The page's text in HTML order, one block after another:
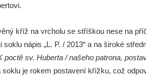
a Dělnická
Újezdě
Latrán a K
kříž na vrcholu se stříškou nese na
nápis „L. P. / 2013“ a na široké
poctě sv. Huberta / našeho patrona,
soklu je rokem postavení křížku, což